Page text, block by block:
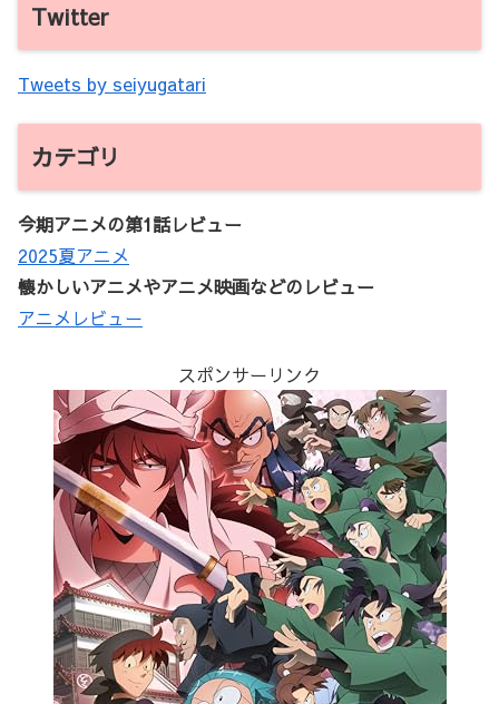
Twitter
Tweets by seiyugatari
カテゴリ
今期アニメの第1話レビュー
2025夏アニメ
懐かしいアニメやアニメ映画などのレビュー
アニメレビュー
スポンサーリンク